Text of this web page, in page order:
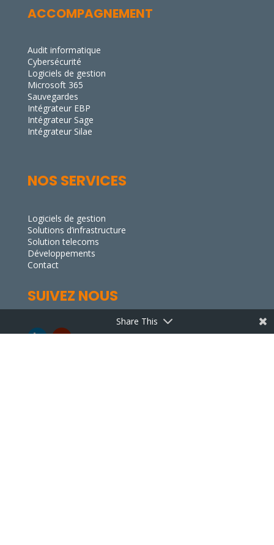
ACCOMPAGNEMENT
Audit informatique
Cybersécurité
Logiciels de gestion
Microsoft 365
Sauvegardes
Intégrateur EBP
Intégrateur Sage
Intégrateur Silae
NOS SERVICES
Logiciels de gestion
Solutions d’infrastructure
Solution telecoms
Développements
Contact
SUIVEZ NOUS
Share This